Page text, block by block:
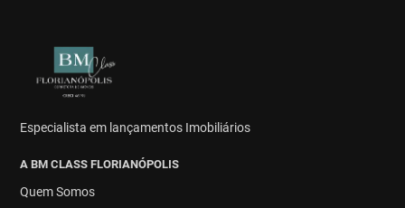
Especialista em lançamentos Imobiliários
A BM CLASS FLORIANÓPOLIS
Quem Somos